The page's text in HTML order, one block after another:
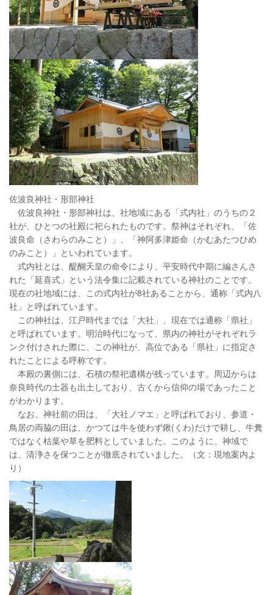
佐波良神社・形部神社
佐波良神社・形部神社は、社地域にある「式内社」のうちの２
社が、ひとつの社殿に祀られたものです。祭神はそれぞれ、「佐
波良命（さわらのみこと）」、「神阿多津姫命（かむあたつひめ
のみこと）」といわれています。
式内社とは、醍醐天皇の命令により、平安時代中期に編さんさ
れた「延喜式」という法令集に記載されている神社のことです。
現在の社地域には、この式内社が8社あることから、通称「式内八
社」と呼ばれています。
この神社は、江戸時代までは「大社」、現在では通称「県社」
と呼ばれています。明治時代になって、県内の神社がそれぞれラ
ンク付けされた際に、この神社が、高位である「県社」に指定さ
れたことによる呼称です。
本殿の裏側には、石積の祭祀遺構が残っています。周辺からは
奈良時代の土器も出土しており、古くから信仰の場であったこと
がわかります。
なお、神社前の田は、「大社ノマエ」と呼ばれており、参道・
鳥居の両脇の田は、かつては牛を使わず鍬(くわ)だけで耕し、牛糞
ではなく枯葉や草を肥料としていました。このように、神域で
は、清浄さを保つことが徹底されていました。（文：現地案内よ
り）